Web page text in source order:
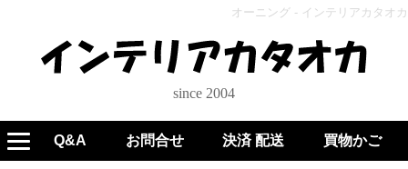
オーニング - インテリアカタオカ
since 2004
Q&A お問合せ 決済 配送 買物かご